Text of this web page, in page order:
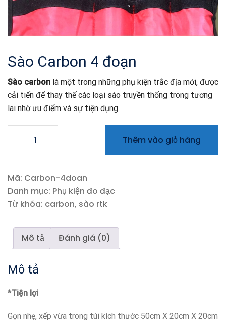
Sào Carbon 4 đoạn
Sào carbon là một trong những phụ kiện trắc địa mới, được
cải tiến để thay thế các loại sào truyền thống trong tương
lai nhờ ưu điểm và sự tiện dụng.
4
số
lượng
Thêm vào giỏ hàng
Mã: Carbon-4doan
Danh mục: Phụ kiện đo đạc
Từ khóa: carbon, sào rtk
Mô tả Đánh giá (0)
Mô tả
*Tiện lợi
Gọn nhẹ, xếp vừa trong túi kích thước 50cm X 20cm X 20cm